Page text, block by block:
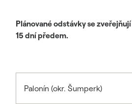
Plánované odstávky se
15 dní předem.